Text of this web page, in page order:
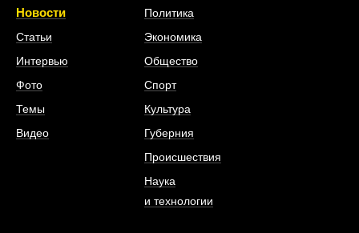
Новости
Статьи
Интервью
Фото
Темы
Видео
Политика
Экономика
Общество
Спорт
Культура
Губерния
Происшествия
Наука
и технологии